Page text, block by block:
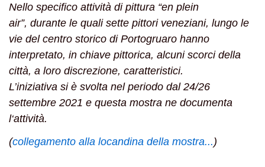
Nello specifico attività di pittura “en plein
air”, durante le quali sette pittori veneziani, lungo le
vie del centro storico di Portogruaro hanno
interpretato, in chiave pittorica, alcuni scorci della
città, a loro discrezione, caratteristici.
L’iniziativa si è svolta nel periodo dal 24/26
settembre 2021 e questa mostra ne documenta
l‘attività.
(collegamento alla locandina della mostra...)